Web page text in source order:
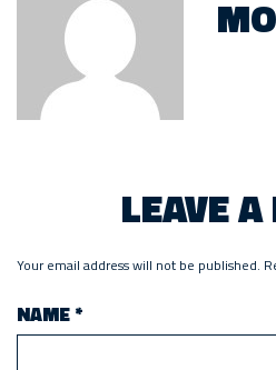
LEAVE A
Your email address will not be published.
NAME*